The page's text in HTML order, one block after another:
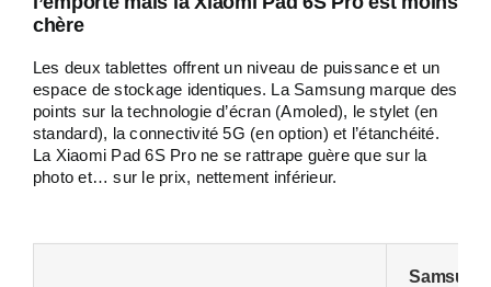
chère
Les deux tablettes offrent un niveau de puissance et un
espace de stockage identiques. La Samsung marque des
points sur la technologie d’écran (Amoled), le stylet (en
standard), la connectivité 5G (en option) et l’étanchéité.
La Xiaomi Pad 6S Pro ne se rattrape guère que sur la
photo et… sur le prix, nettement inférieur.
Samsung